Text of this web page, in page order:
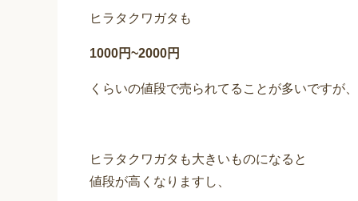
ヒラタクワガタも
1000円~2000円
くらいの値段で売られてることが多いですが、
ヒラタクワガタも大きいものになると
値段が高くなりますし、